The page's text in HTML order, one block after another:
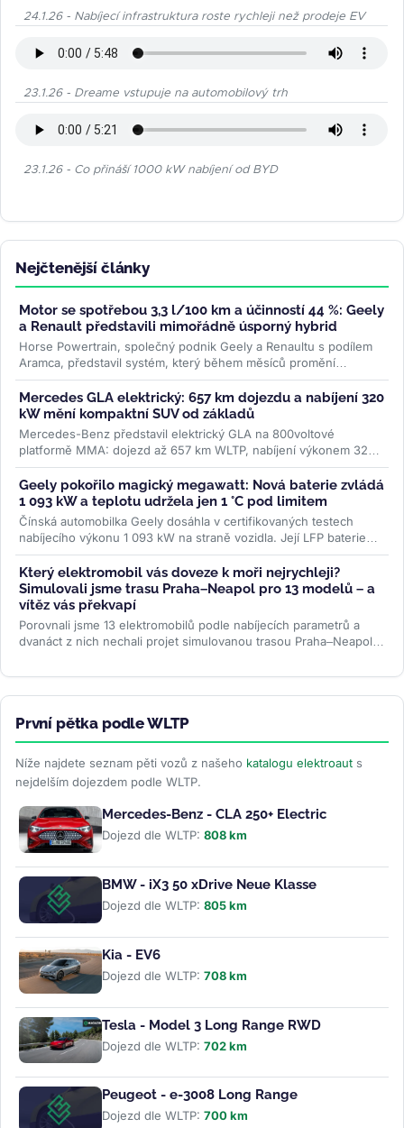
24.1.26 - Nabíjecí infrastruktura roste rychleji než prodeje EV
23.1.26 - Dreame vstupuje na automobilový trh
23.1.26 - Co přináší 1000 kW nabíjení od BYD
Nejčtenější články
Motor se spotřebou 3,3 l/100 km a účinností 44 %: Geely
a Renault představili mimořádně úsporný hybrid
Horse Powertrain, společný podnik Geely a Renaultu s podílem
Aramca, představil systém, který během měsíců promění
elektromobilovou...>>
Mercedes GLA elektrický: 657 km dojezdu a nabíjení 320
kW mění kompaktní SUV od základů
Mercedes-Benz představil elektrický GLA na 800voltové
platformě MMA: dojezd až 657 km WLTP, nabíjení výkonem 320
kW a plnění na 80 % za 22...>>
Geely pokořilo magický megawatt: Nová baterie zvládá
1 093 kW a teplotu udržela jen 1 °C pod limitem
Čínská automobilka Geely dosáhla v certifikovaných testech
nabíjecího výkonu 1 093 kW na straně vozidla. Její LFP baterie
Aegis Gold Brick...>>
Který elektromobil vás doveze k moři nejrychleji?
Simulovali jsme trasu Praha–Neapol pro 13 modelů – a
vítěz vás překvapí
Porovnali jsme 13 elektromobilů podle nabíjecích parametrů a
dvanáct z nich nechali projet simulovanou trasou Praha–Neapol v
První pětka podle WLTP
Níže najdete seznam pěti vozů z našeho katalogu elektroaut s
nejdelším dojezdem podle WLTP.
Mercedes-Benz - CLA 250+ Electric
Dojezd dle WLTP: 808 km
BMW - iX3 50 xDrive Neue Klasse
Dojezd dle WLTP: 805 km
Kia - EV6
Dojezd dle WLTP: 708 km
Tesla - Model 3 Long Range RWD
Dojezd dle WLTP: 702 km
Peugeot - e-3008 Long Range
Dojezd dle WLTP: 700 km